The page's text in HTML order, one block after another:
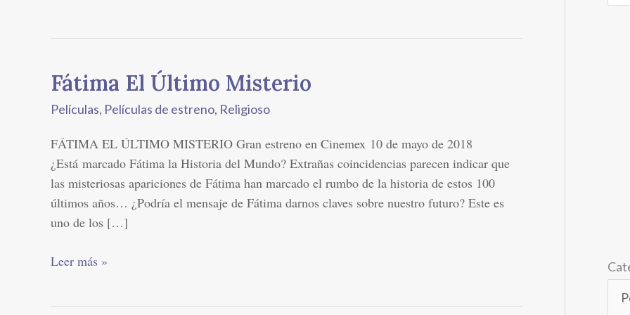
Fátima El Último Misterio
Películas, Películas de estreno, Religioso
FÁTIMA EL ÚLTIMO MISTERIO Gran estreno en Cinemex 10 de mayo de 2018
¿Está marcado Fátima la Historia del Mundo? Extrañas coincidencias parecen indicar que
las misteriosas apariciones de Fátima han marcado el rumbo de la historia de estos 100
últimos años… ¿Podría el mensaje de Fátima darnos claves sobre nuestro futuro? Este es
uno de los […]
Fátima
Último
Misterio
Leer más »